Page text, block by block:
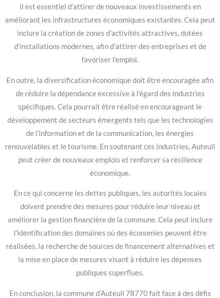
il est essentiel d’attirer de nouveaux investissements en
améliorant les infrastructures économiques existantes. Cela peut
inclure la création de zones d’activités attractives, dotées
d’installations modernes, afin d’attirer des entreprises et de
favoriser l’emploi.
En outre, la diversification économique doit être encouragée afin
de réduire la dépendance excessive à l’égard des industries
spécifiques. Cela pourrait être réalisé en encourageant le
développement de secteurs émergents tels que les technologies
de l’information et de la communication, les énergies
renouvelables et le tourisme. En soutenant ces industries, Auteuil
peut créer de nouveaux emplois et renforcer sa résilience
économique.
En ce qui concerne les dettes publiques, les autorités locales
doivent prendre des mesures pour réduire leur niveau et
améliorer la gestion financière de la commune. Cela peut inclure
l’identification des domaines où des économies peuvent être
réalisées, la recherche de sources de financement alternatives et
la mise en place de mesures visant à réduire les dépenses
publiques superflues.
En conclusion, la commune d’Auteuil 78770 fait face à des défis